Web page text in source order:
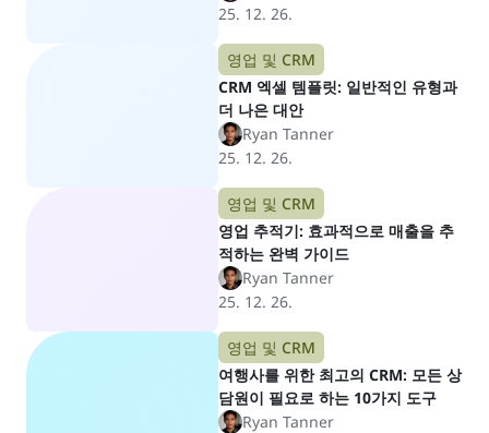
25. 12. 26.
영업 및 CRM
CRM 엑셀 템플릿: 일반적인 유형과
더 나은 대안
Ryan Tanner
25. 12. 26.
영업 및 CRM
영업 추적기: 효과적으로 매출을 추
적하는 완벽 가이드
Ryan Tanner
25. 12. 26.
영업 및 CRM
여행사를 위한 최고의 CRM: 모든 상
담원이 필요로 하는 10가지 도구
Ryan Tanner